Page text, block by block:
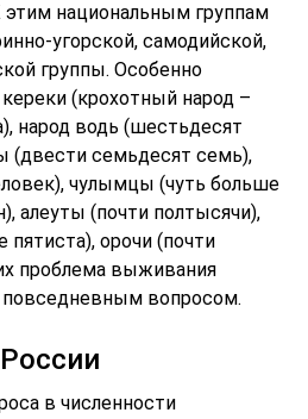
национальным группам
угорской, самодийской,
группы. Особенно
(крохотный народ –
народ водь (шестьдесят
(двести семьдесят семь),
чулымцы (чуть больше
алеуты (почти полтысячи),
пятиста), орочи (почти
проблема выживания
вопросом.
в численности